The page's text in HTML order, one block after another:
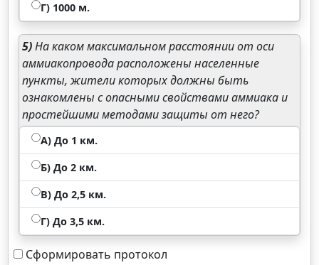
Г) 1000 м.
5)На каком максимальном расстоянии от оси
аммиакопровода расположены населенные
пункты, жители которых должны быть
ознакомлены с опасными свойствами аммиака и
простейшими методами защиты от него?
А) До 1 км.
Б) До 2 км.
В) До 2,5 км.
Г) До 3,5 км.
Сформировать протокол